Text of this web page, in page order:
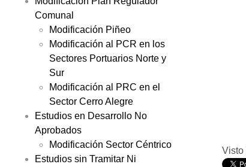
Comunal
Modificación Piñeo
Modificación al PCR en los
Sectores Portuarios Norte y
Sur
Modificación al PRC en el
Sector Cerro Alegre
Estudios en Desarrollo No
Aprobados
Modificación Sector Céntrico
Estudios sin Tramitar Ni
Visto